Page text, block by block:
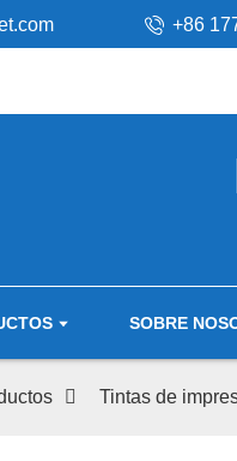
+86
SOBRE
Tintas de